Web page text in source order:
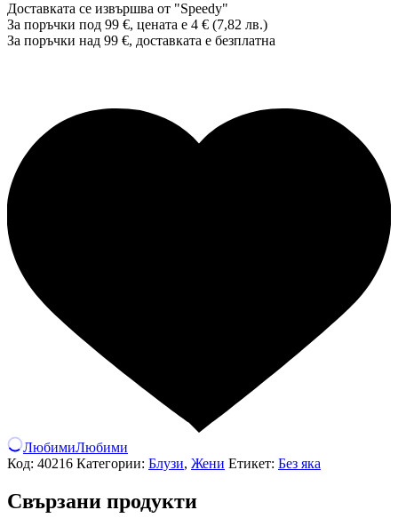
Доставката се извършва от "Speedy"
За поръчки под 99 €, цената е 4 € (7,82 лв.)
За поръчки над 99 €, доставката е безплатна
ЛюбимиЛюбими
Код: 40216 Категории: Блузи, Жени Етикет: Без яка
Свързани продукти